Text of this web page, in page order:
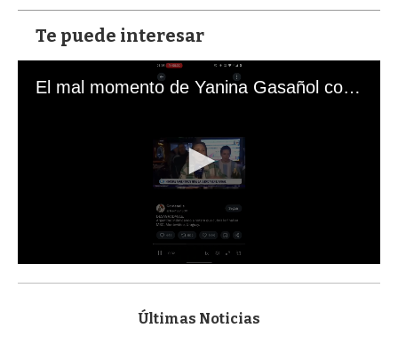
Te puede interesar
El mal momento de Yanina Gasañol con un hincha argentino en "Subrayado"
s
Últimas Noticias